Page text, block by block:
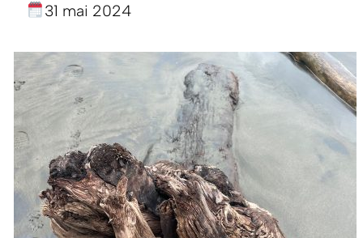
31 mai 2024